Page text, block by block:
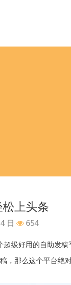
上头条
日 654
超级好用的自助发
，那么这个平台绝